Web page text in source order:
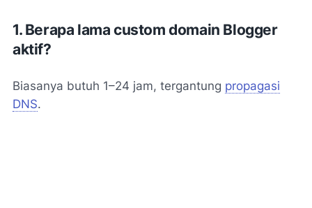
1. Berapa lama custom domain Blogger
aktif?
Biasanya butuh 1–24 jam, tergantung propagasi
DNS.